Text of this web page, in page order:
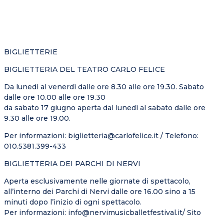
BIGLIETTERIE
BIGLIETTERIA DEL TEATRO CARLO FELICE
Da lunedì al venerdì dalle ore 8.30 alle ore 19.30. Sabato
dalle ore 10.00 alle ore 19.30
da sabato 17 giugno aperta dal lunedì al sabato dalle ore
9.30 alle ore 19.00.
Per informazioni: biglietteria@carlofelice.it / Telefono:
010.5381.399-433
BIGLIETTERIA DEI PARCHI DI NERVI
Aperta esclusivamente nelle giornate di spettacolo,
all’interno dei Parchi di Nervi dalle ore 16.00 sino a 15
minuti dopo l’inizio di ogni spettacolo.
Per informazioni: info@nervimusicballetfestival.it/ Sito